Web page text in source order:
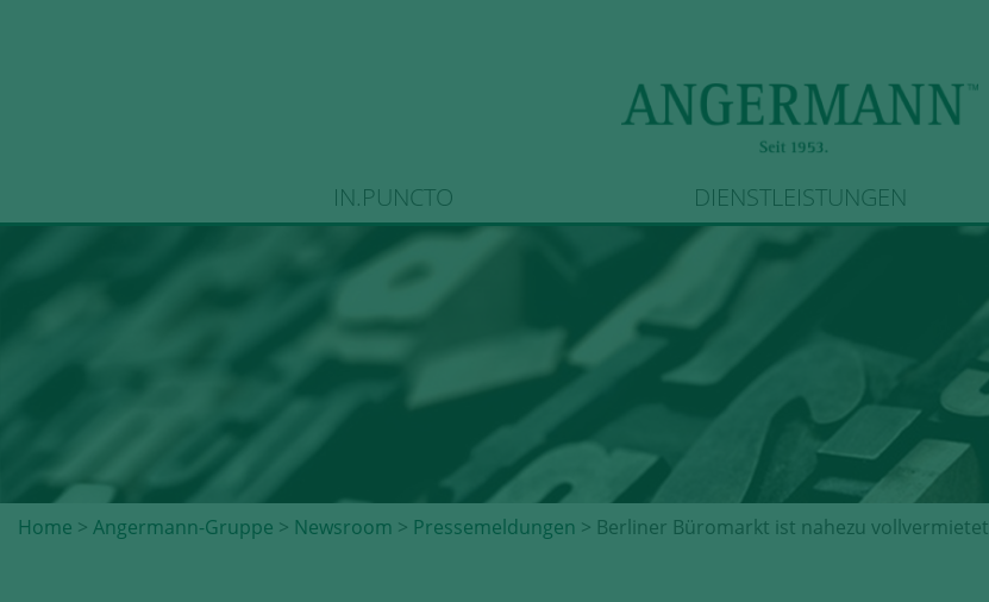
IN.PUNCTO DIENSTLEISTUNGEN
Home > Angermann-Gruppe > Newsroom > Pressemeldungen > Berliner Büromarkt ist nahezu vollvermietet